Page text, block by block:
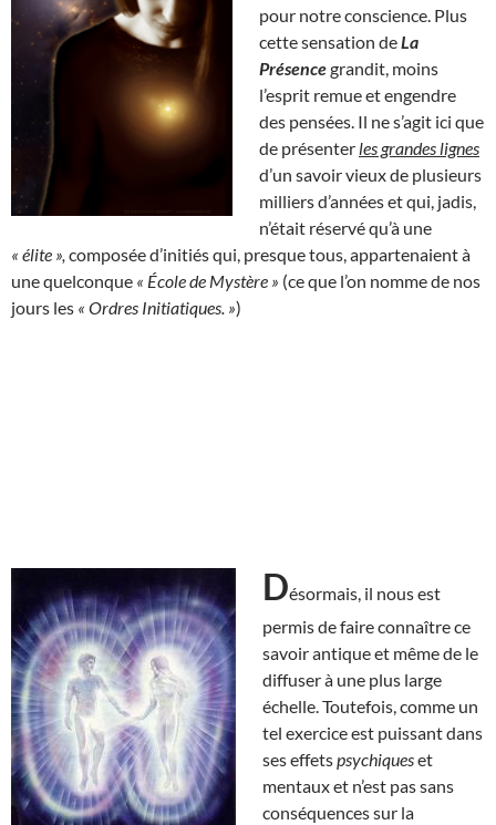
pour notre conscience. Plus
cette sensation deLa
Présencegrandit, moins
l’esprit remue et engendre
des pensées. Il ne s’agit ici que
de présenter les grandes lignes
d’un savoir vieux de plusieurs
milliers d’années et qui, jadis,
n’était réservé qu’à une
« élite », composée d’initiés qui, presque tous, appartenaient à
une quelconque « École de Mystère » (ce que l’on nomme de nos
jours les « Ordres Initiatiques. »)
Désormais, il nous est
permis de faire connaître ce
savoir antique et même de le
diffuser à une plus large
échelle. Toutefois, comme un
tel exercice est puissant dans
ses effetspsychiqueset
mentaux et n’est pas sans
conséquences sur la